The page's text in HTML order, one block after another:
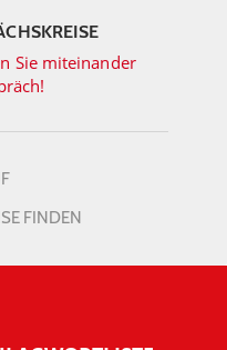
Sie miteinander
FINDEN